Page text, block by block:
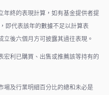
年終的表現計算，如有基金提供者提
即代表該年的數據不足以計算表
後六個月方可披露其過往表現。
宏利已購買、出售或推薦該等持有的
場及行業明細百分比的總和未必是